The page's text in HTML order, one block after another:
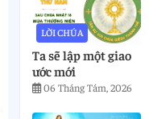
LỜI CHÚA
Ta sẽ lập một giao
ước mới
06 Tháng Tám, 2026